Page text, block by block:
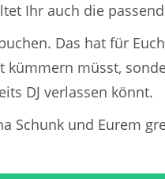
Ihr auch die
Das hat für
müsst,
DJ verlassen könnt.
Schunk und Eurem